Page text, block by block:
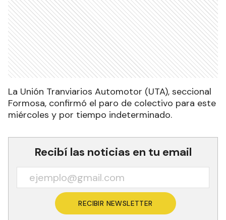
La Unión Tranviarios Automotor (UTA), seccional
Formosa, confirmó el paro de colectivo para este
miércoles y por tiempo indeterminado.
Recibí las noticias en tu email
RECIBIR NEWSLETTER